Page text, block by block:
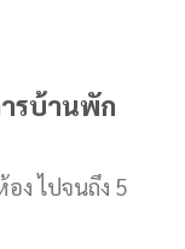
รบ้านพัก
ง ไปจนถึง 5